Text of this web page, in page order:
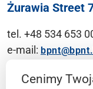
Żurawia Street
tel. +48 534 653
e-mail:
Contact
Cenimy